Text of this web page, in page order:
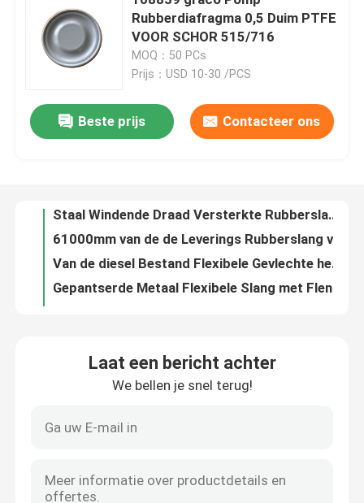
Huis
Over ons
Kwaliteitscontrole
Nieuws
Vraag een offerte
Klep Rubberdiafragma
Rubberdiafragma 0,5 Duim PTFE
VOOR SCHOR 515/716
MOQ：50 PCs
Prijs：USD 10-30 /PCS
Beste prijs Contacteer ons
Windend Concrete Pompgraafwerktuig Hydraulic Rubber Hose 45MPA
Gepantserde Metaal Flexibele Slang met Flens 312mm Dikte
Van een flens voorzien Zachte de Verbindingsslang 312mm van de Roestvrij staal Flexibele Slang Dikte
312mm Flenstype van de Douane Flexibele Slang Pijpoem Druk 0-50MPa
Laat een bericht achter
We bellen je snel terug!